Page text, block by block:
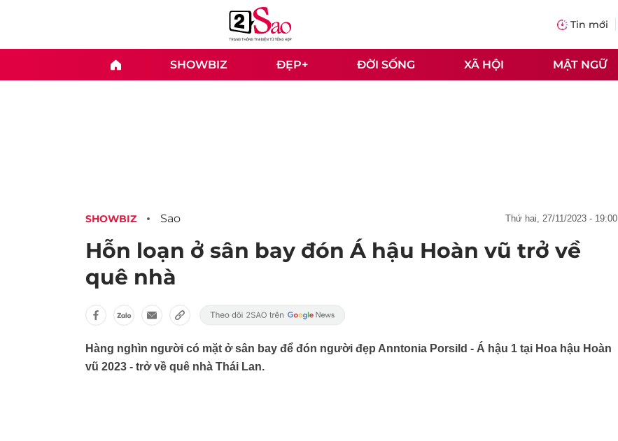
Tin mới
SHOWBIZ ĐẸP+ ĐỜI SỐNG XÃ HỘI MẬT NGỮ
SHOWBIZ Sao thứ hai, 27/11/2023 - 19:00
Hỗn loạn ở sân bay đón Á hậu Hoàn vũ trở về
quê nhà
Hàng nghìn người có mặt ở sân bay để đón người đẹp Anntonia Porsild - Á hậu 1 tại Hoa hậu Hoàn
vũ 2023 - trở về quê nhà Thái Lan.